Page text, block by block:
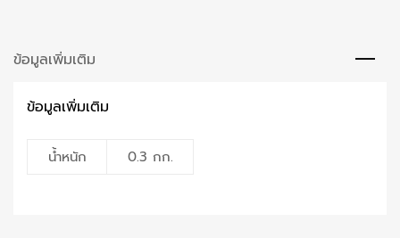
ข้อมูลเพิ่มเติม
ข้อมูลเพิ่มเติม
น้ำหนัก 0.3 กก.